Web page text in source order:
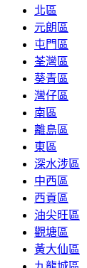
北區
元朗區
屯門區
荃灣區
葵青區
灣仔區
南區
離島區
東區
深水涉區
中西區
西貢區
油尖旺區
觀塘區
黃大仙區